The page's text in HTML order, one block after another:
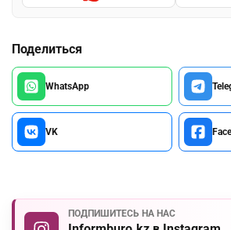
Поделиться
WhatsApp
VK
ПОДПИШИТЕСЬ НА НАС